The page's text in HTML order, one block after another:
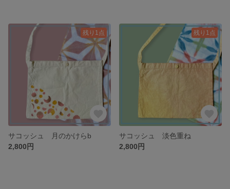
残り1点
サコッシュ 月のかけらb
2,800円
残り1点
サコッシュ 淡色重ね
2,800円